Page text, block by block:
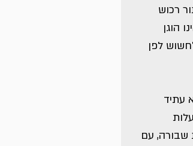
רכוש
הוגן
לפן
עתיד
שבורה, עם